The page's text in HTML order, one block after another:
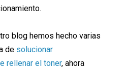
blog hemos hecho varias
de solucionar
rellenar el toner, ahora